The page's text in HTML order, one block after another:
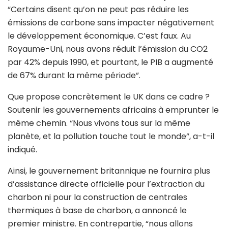
“Certains disent qu’on ne peut pas réduire les
émissions de carbone sans impacter négativement
le développement économique. C’est faux. Au
Royaume-Uni, nous avons réduit l’émission du CO2
par 42% depuis 1990, et pourtant, le PIB a augmenté
de 67% durant la même période”.
Que propose concrètement le UK dans ce cadre ?
Soutenir les gouvernements africains à emprunter le
même chemin. “Nous vivons tous sur la même
planète, et la pollution touche tout le monde”, a-t-il
indiqué.
Ainsi, le gouvernement britannique ne fournira plus
d’assistance directe officielle pour l’extraction du
charbon ni pour la construction de centrales
thermiques à base de charbon, a annoncé le
premier ministre. En contrepartie, “nous allons